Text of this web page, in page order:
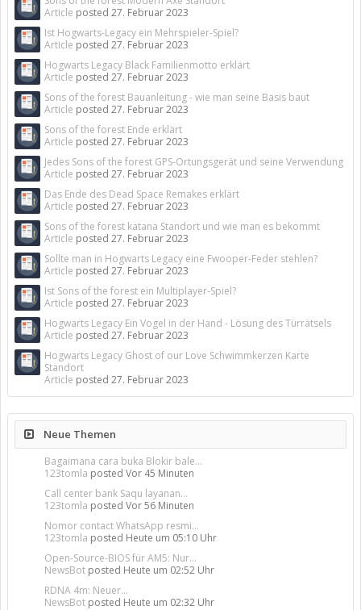
Article posted 27. Februar 2023
Ist Hogwarts-Legacy ein Mehrspieler-Spiel?
Article posted 27. Februar 2023
Hogwarts Legacy Black Familienmotto erklärt
Article posted 27. Februar 2023
Sons of the forest Bauanleitung - wie man seine Basis baut
Article posted 27. Februar 2023
Sons of the forest Ende erklärt
Article posted 27. Februar 2023
Jedes Sons of the forest GPS-Ortungsgerät und seine Verwendung
Article posted 27. Februar 2023
Das Ende des Dead Space Remakes erklärt
Article posted 27. Februar 2023
Sons of the forest katana Standort und wie man es bekommt
Article posted 27. Februar 2023
Sollte man in Hogwarts Legacy eine Fwooper-Feder stehlen?
Article posted 27. Februar 2023
Ist Sons of the forest ein Multiplayer-Spiel?
Article posted 27. Februar 2023
Hogwarts Legacy Ein Vogel in der Hand - Lösung des Türrätsels
Article posted 27. Februar 2023
Hogwarts Legacy Ghost of our Love Schwimmkerzen Karte
Standort
Article posted 27. Februar 2023
Neue Themen
Bagaimana cara buka Blokir bale...
123tomla posted Vor 45 Minuten
Call center bank Saqu layanan...
123tomla posted Vor 56 Minuten
Nomor contact WhatsApp resmi...
123tomla posted Heute um 05:10 Uhr
Open-Source-BIOS für AM5: Nur...
NewsBot posted Heute um 02:52 Uhr
RDNA 4m: Neuer...
NewsBot posted Heute um 02:32 Uhr